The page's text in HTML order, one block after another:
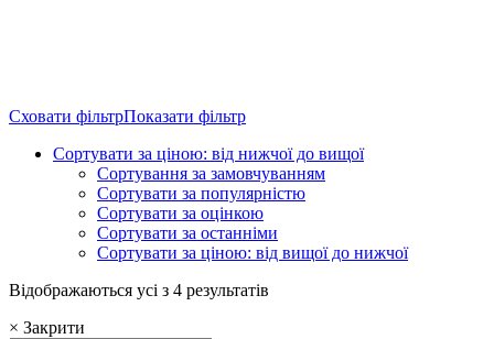
Сховати фільтрПоказати фільтр
Сортувати за ціною: від нижчої до вищої
Сортування за замовчуванням
Сортувати за популярністю
Сортувати за оцінкою
Сортувати за останніми
Сортувати за ціною: від вищої до нижчої
Відображаються усі з 4 результатів
× Закрити